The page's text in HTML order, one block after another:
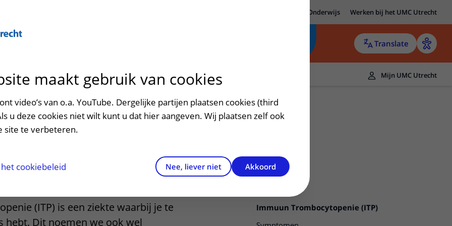
Onderwijs Werken bij het UMC Utrecht
Translate
patiëntportaal
het ziekenhuis
en voorzieningen
en veiligheid
Contact en route
Contactgegevens
Contact met polikliniek
Verwijzers
Teleconsult aanvragen
Zorgverlenersportaal
Mijn UMC Utrecht
(ITP)
Immuun Trombocytopenie (ITP)
(ITP) is een ziekte waarbij je te
hebt. Dit noemen we ook wel
maakt gebruik van cookies
video’s van o.a. YouTube. Dergelijke partijen plaatsen cookies (third
u deze cookies niet wilt kunt u dat hier aangeven. Wij plaatsen zelf ook
site te verbeteren.
cookiebeleid Nee, liever niet Akkoord